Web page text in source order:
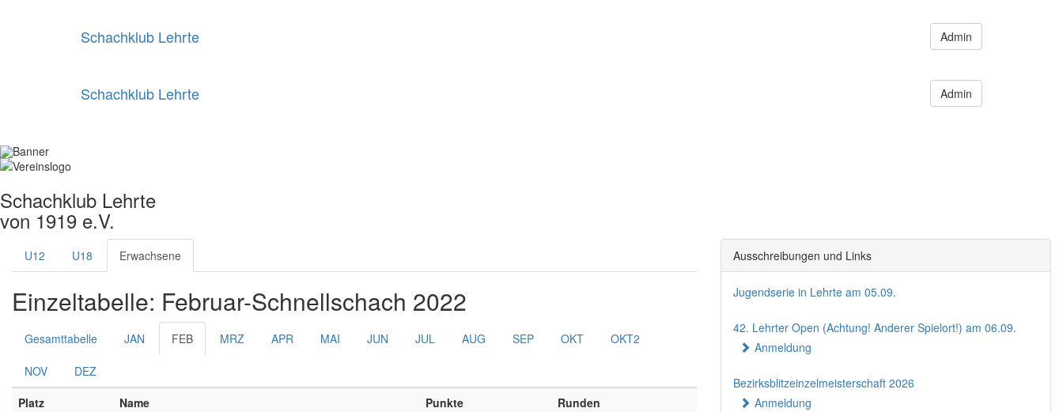
Schachklub Lehrte Admin
Schachklub Lehrte Admin
Schachklub Lehrte
von 1919 e.V.
U12 U18 Erwachsene
Einzeltabelle: Februar-Schnellschach 2022
Gesamttabelle JAN FEB MRZ APR MAI JUN JUL AUG SEP OKT OKT2
NOV
DEZ
Platz
Name Punkte
Runden
Ausschreibungen und Links
Jugendserie in Lehrte am 05.09.
42. Lehrter Open (Achtung! Anderer Spielort!) am 06.09.
Anmeldung
Bezirksblitzeinzelmeisterschaft 2026
Anmeldung